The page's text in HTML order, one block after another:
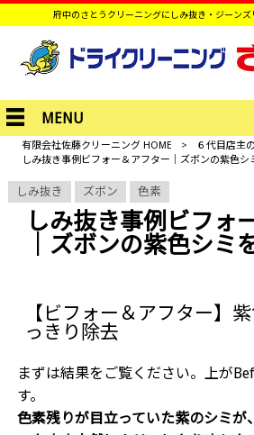
府中のさとうクリーニングにしみ抜き・ジーンズ
MENU
有限会社佐藤クリーニング HOME > ６代目店主
しみ抜き事例ビフォー＆アフター｜ズボンの紫色シ
しみ抜き ズボン 色素
しみ抜き事例ビフォ
｜ズボンの紫色シミ
【ビフォー＆アフター】
っきり除去
まずは結果をご覧ください。上が
す。
色素残りが目立っていた紫のシミが